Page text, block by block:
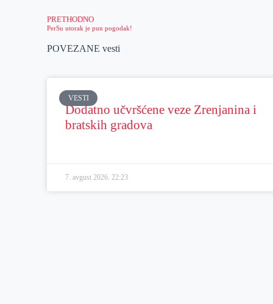
PRETHODNO
PerSu utorak je pun pogodak!
POVEZANE vesti
VESTI
Dodatno učvršćene veze Zrenjanina i
bratskih gradova
7. avgust 2026.22:23